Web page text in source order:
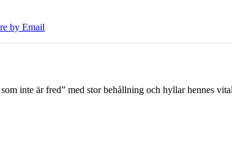
by Email
inte är fred” med stor behållning och hyllar hennes